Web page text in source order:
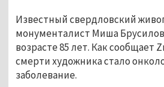
Известный свердловский
монументалист Миша
возрасте 85 лет. Как сообщает
смерти художника стало
заболевание.